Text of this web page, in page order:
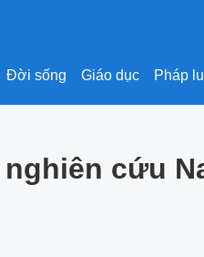
Đời sống Giáo dục Pháp
cứu